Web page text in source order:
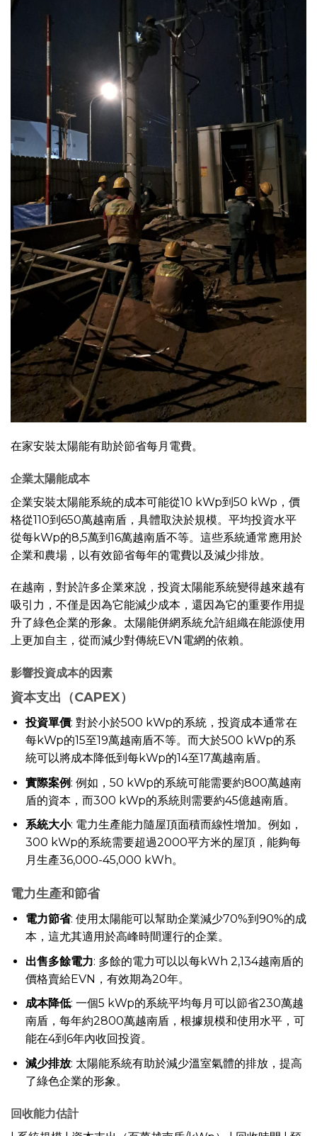
在家安裝太陽能有助於節省每月電費。
企業太陽能成本
企業安裝太陽能系統的成本可能從10 kWp到50 kWp，價
格從110到650萬越南盾，具體取決於規模。平均投資水平
從每kWp的8,5萬到16萬越南盾不等。這些系統通常應用於
企業和農場，以有效節省每年的電費以及減少排放。
在越南，對於許多企業來說，投資太陽能系統變得越來越有
吸引力，不僅是因為它能減少成本，還因為它的重要作用提
升了綠色企業的形象。太陽能併網系統允許組織在能源使用
上更加自主，從而減少對傳統EVN電網的依賴。
影響投資成本的因素
資本支出（CAPEX）
投資單價: 對於小於500 kWp的系統，投資成本通常在
每kWp的15至19萬越南盾不等。而大於500 kWp的系
統可以將成本降低到每kWp的14至17萬越南盾。
實際案例 : 例如，50 kWp的系統可能需要約800萬越南
盾的資本，而300 kWp的系統則需要約45億越南盾。
系統大小: 電力生產能力隨屋頂面積而線性增加。例如，
300 kWp的系統需要超過2000平方米的屋頂，能夠每
月生產36,000-45,000 kWh。
電力生產和節省
電力節省: 使用太陽能可以幫助企業減少70%到90%的成
本，這尤其適用於高峰時間運行的企業。
出售多餘電力: 多餘的電力可以以每kWh 2,134越南盾的
價格賣給EVN，有效期為20年。
成本降低: 一個5 kWp的系統平均每月可以節省230萬越
南盾，每年約2800萬越南盾，根據規模和使用水平，可
能在4到6年內收回投資。
減少排放: 太陽能系統有助於減少溫室氣體的排放，提高
了綠色企業的形象。
回收能力估計